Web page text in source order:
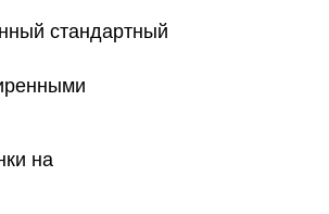
стандартный
на